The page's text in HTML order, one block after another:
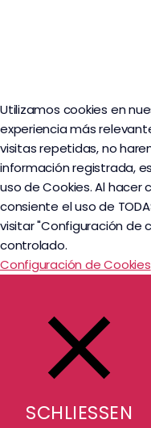
Utilizamos cookies en
experiencia más
visitas repetidas, no
información registrada,
uso de Cookies. Al
consiente el uso de
visitar "Configuración de
controlado.
Configuración de Cookies
SCHLIESSEN